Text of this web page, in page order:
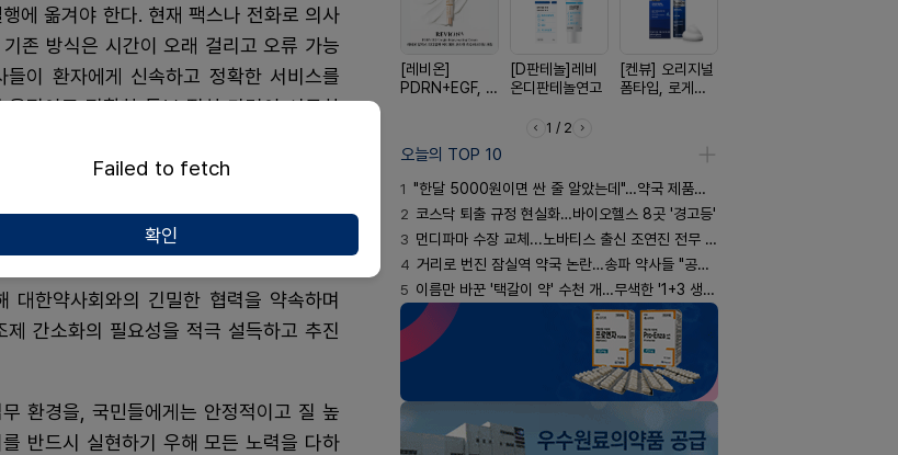
에 옮겨야 한다. 현재 팩스나 전화로 의사
존 방식은 시간이 오래 걸리고 오류 가능
들이 환자에게 신속하고 정확한 서비스를
적이고 정확한 통보 절차 마련이 시급하
데 그치지 않고, 약사의 전문성을 강화하
이라고 강조했다. 그는 이 제도를 통해 품
수 있다고 설명했다.
한약사회와의 긴밀한 협력을 약속하며
간소화의 필요성을 적극 설득하고 추진
환경을, 국민들에게는 안정적이고 질 높
반드시 실현하기 우해 모든 노력을 다하
[레비온]
PDRN+EGF, 레
[D판테놀]레비
온디판테놀연고
[켄뷰] 오리지널
폼타입, 로게인
1 / 2
오늘의 TOP 10
1 "한달 5000원이면 싼 줄 알았는데"…약국 제품과 비교해보니
2 코스닥 퇴출 규정 현실화…바이오헬스 8곳 '경고등'
3 먼디파마 수장 교체...노바티스 출신 조연진 전무 내정
4 거리로 번진 잠실역 약국 논란…송파 약사들 "공공성 훼손"
5 이름만 바꾼 '택갈이 약' 수천 개…무색한 '1+3 생동'
Failed to fetch
확인